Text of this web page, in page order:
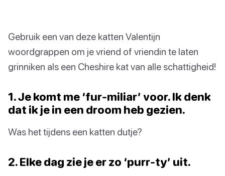
Gebruik een van deze katten Valentijn
woordgrappen om je vriend of vriendin te laten
grinniken als een Cheshire kat van alle schattigheid!
1. Je komt me ‘fur-miliar’ voor. Ik denk
dat ik je in een droom heb gezien.
Was het tijdens een katten dutje?
2. Elke dag zie je er zo ‘purr-ty’ uit.